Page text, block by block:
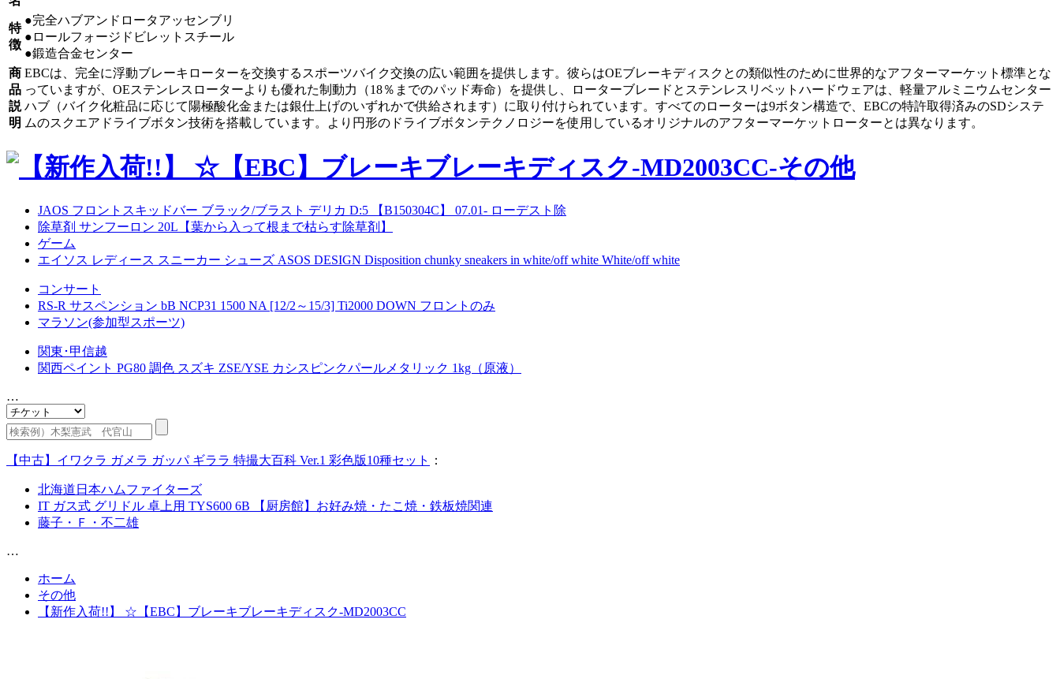
特
徴
●完全ハブアンドロータアッセンブリ
●ロールフォージドビレットスチール
●鍛造合金センター
商
品
説
明
EBCは、完全に浮動ブレーキローターを交換するスポーツバイク交換の広い範囲を提供します。彼らはOEブレーキディスクとの類似性のために世界的なアフターマーケット標準とな
っていますが、OEステンレスローターよりも優れた制動力（18％までのパッド寿命）を提供し、ローターブレードとステンレスリベットハードウェアは、軽量アルミニウムセンター
ハブ（バイク化粧品に応じて陽極酸化金または銀仕上げのいずれかで供給されます）に取り付けられています。すべてのローターは9ボタン構造で、EBCの特許取得済みのSDシステ
ムのスクエアドライブボタン技術を搭載しています。より円形のドライブボタンテクノロジーを使用しているオリジナルのアフターマーケットローターとは異なります。
JAOS フロントスキッドバー ブラック/ブラスト デリカ D:5 【B150304C】 07.01- ローデスト除
除草剤 サンフーロン 20L【葉から入って根まで枯らす除草剤】
ゲーム
エイソス レディース スニーカー シューズ ASOS DESIGN Disposition chunky sneakers in white/off white White/off white
コンサート
RS-R サスペンション bB NCP31 1500 NA [12/2～15/3] Ti2000 DOWN フロントのみ
マラソン(参加型スポーツ)
関東･甲信越
関西ペイント PG80 調色 スズキ ZSE/YSE カシスピンクパールメタリック 1kg（原液）
…
【中古】イワクラ ガメラ ガッパ ギララ 特撮大百科 Ver.1 彩色版10種セット ：
北海道日本ハムファイターズ
IT ガス式 グリドル 卓上用 TYS600 6B 【厨房館】お好み焼・たこ焼・鉄板焼関連
藤子・Ｆ・不二雄
…
ホーム
その他
【新作入荷!!】 ☆【EBC】ブレーキブレーキディスク-MD2003CC